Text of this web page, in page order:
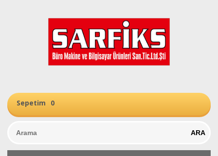
Sepetim 0